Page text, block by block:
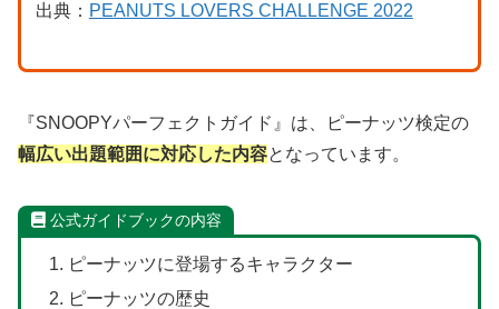
出典： PEANUTS LOVERS CHALLENGE 2022
『SNOOPYパーフェクトガイド』は、ピーナッツ検定の
幅広い出題範囲に対応した内容となっています。
公式ガイドブックの内容
ピーナッツに登場するキャラクター
ピーナッツの歴史